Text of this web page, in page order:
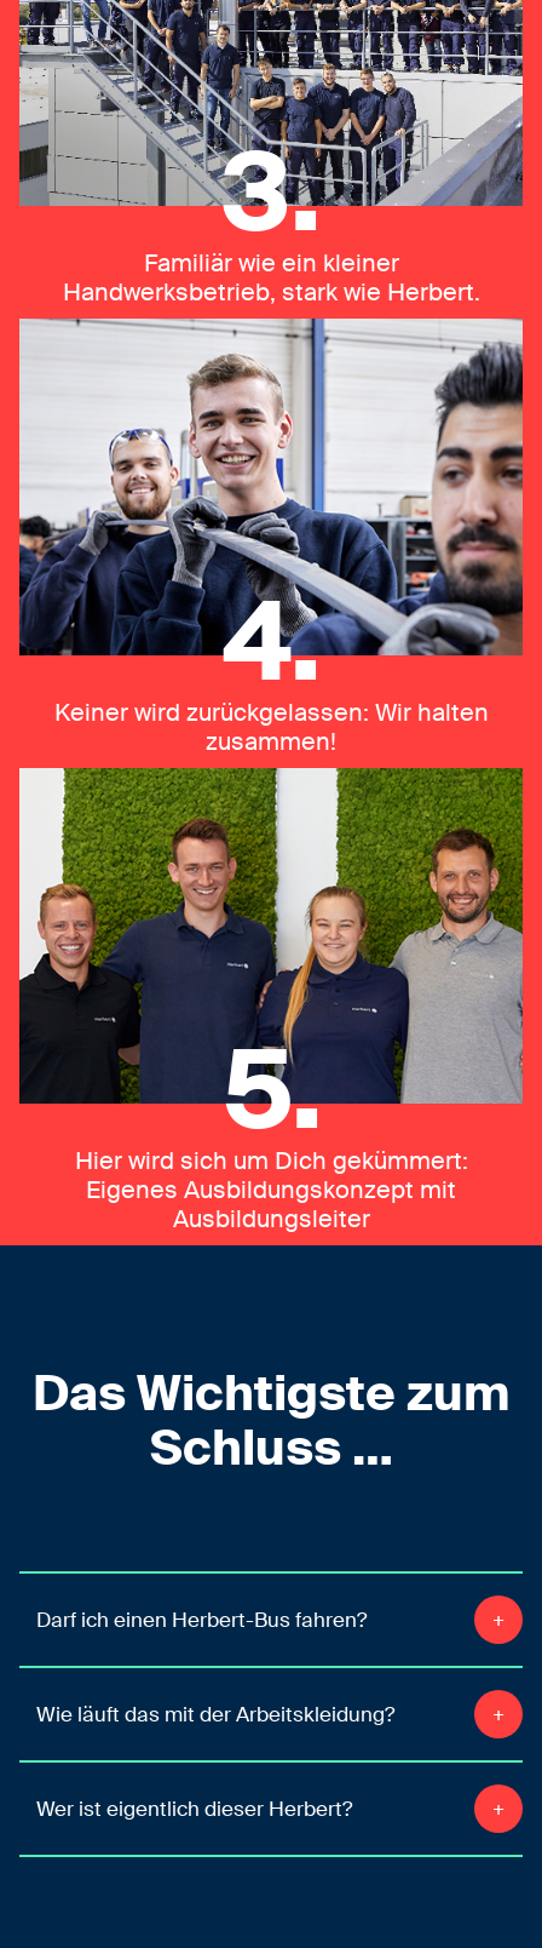
3.
Familiär wie ein kleiner
Handwerksbetrieb, stark wie Herbert.
4.
Keiner wird zurückgelassen: Wir halten
zusammen!
5.
Hier wird sich um Dich gekümmert:
Eigenes Ausbildungskonzept mit
Ausbildungsleiter
Das Wichtigste zum
Schluss …
Darf ich einen Herbert-Bus fahren?
Wie läuft das mit der Arbeitskleidung?
Wer ist eigentlich dieser Herbert?